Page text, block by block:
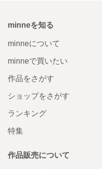
minneを知る
minneについて
minneで買いたい
作品をさがす
ショップをさがす
ランキング
特集
作品販売について